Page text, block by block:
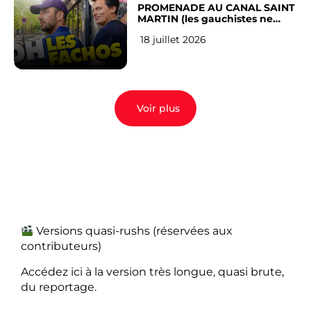
PROMENADE AU CANAL SAINT
MARTIN (les gauchistes ne
18 juillet 2026
Voir plus
Versions quasi-rushs (réservées aux
contributeurs)
Accédez ici à la version très longue, quasi brute,
du reportage.